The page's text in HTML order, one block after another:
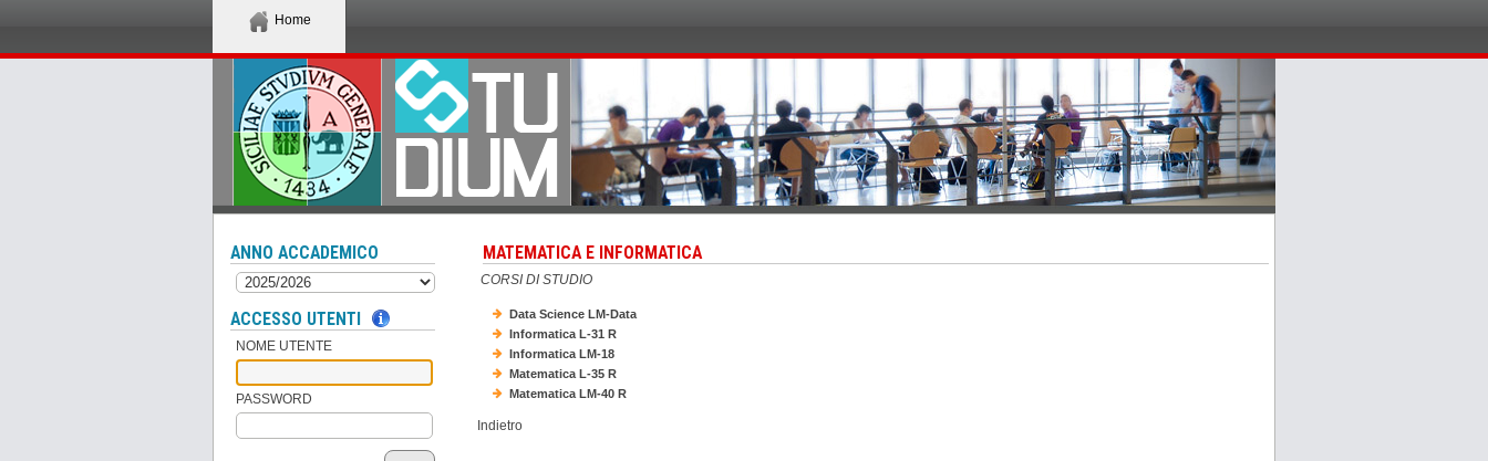
Home
MATEMATICA E INFORMATICA
CORSI DI STUDIO
Data Science LM-Data
Informatica L-31 R
Informatica LM-18
Matematica L-35 R
Matematica LM-40 R
Indietro
ANNO ACCADEMICO
ACCESSO UTENTI
NOME UTENTE
PASSWORD